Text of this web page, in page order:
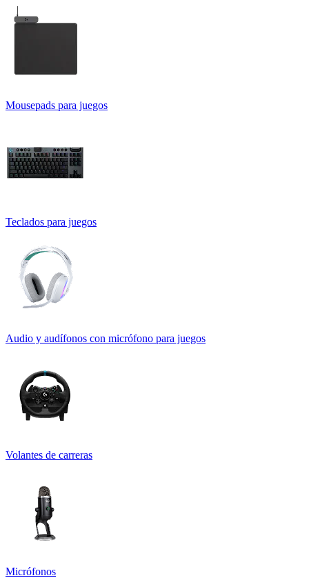
Mousepads para juegos
Teclados para juegos
Audio y audífonos con micrófono para juegos
Volantes de carreras
Micrófonos